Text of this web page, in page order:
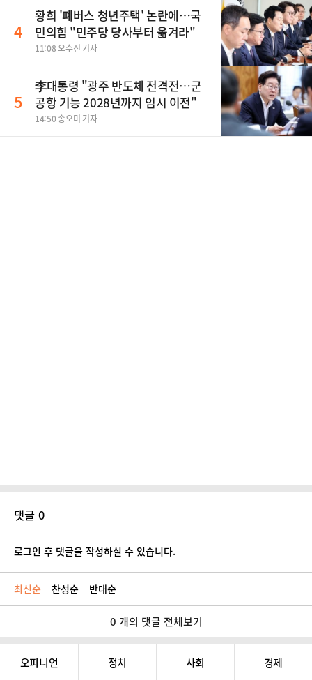
4
황희 '폐버스 청년주택' 논란에…국
민의힘 "민주당 당사부터 옮겨라"
11:08 오수진 기자
5
李대통령 "광주 반도체 전격전…군
공항 기능 2028년까지 임시 이전"
14:50 송오미 기자
댓글 0
로그인 후 댓글을 작성하실 수 있습니다.
최신순 찬성순 반대순
0 개의 댓글 전체보기
오피니언 정치 사회 경제